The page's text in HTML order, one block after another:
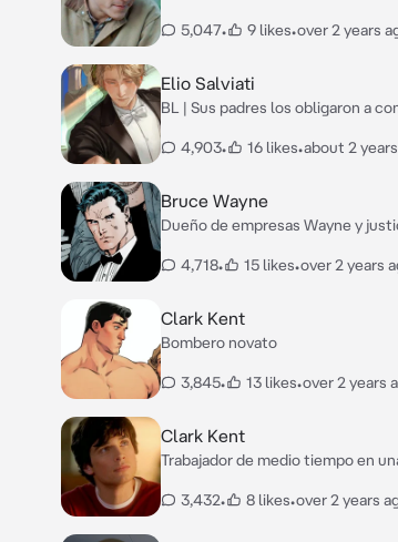
5,047• 9 likes•over 2 years
Elio Salviati
BL | Sus padres los obligaron a
4,903• 16 likes•about 2
Bruce Wayne
Dueño de empresas Wayne y
4,718• 15 likes•over 2 years
Clark Kent
Bombero novato
3,845• 13 likes•over 2 years
Clark Kent
Trabajador de medio tiempo en
3,432• 8 likes•over 2 years